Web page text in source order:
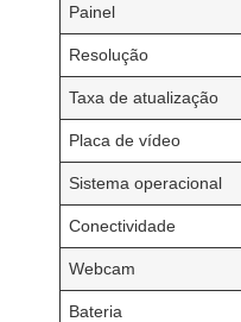
Painel
Resolução
Taxa de atualização
Placa de vídeo
Sistema operacional
Conectividade
Webcam
Bateria